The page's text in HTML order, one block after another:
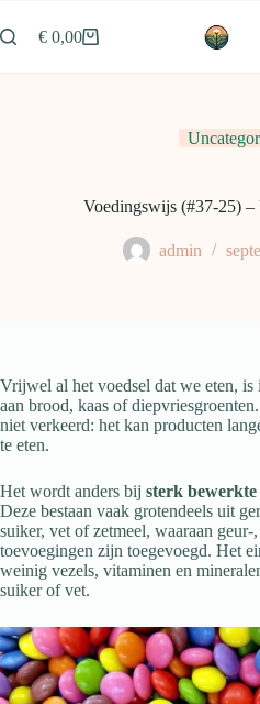
naar
de
Winkelwagen
€ 0,00
Voedingswijs (#37-25)
admin
Vrijwel al het voedsel dat we eten,
aan brood, kaas of
niet verkeerd: het kan producten
te eten.
Het wordt anders bij sterk
Deze bestaan vaak grotendeels uit
suiker, vet of zetmeel, waaraan
toevoegingen zijn toegevoegd. Het
weinig vezels, vitaminen en
suiker of vet.